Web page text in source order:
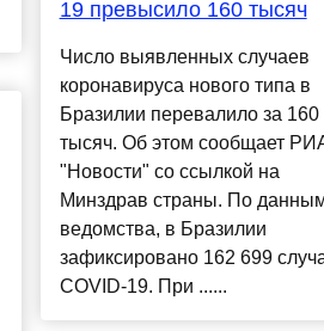
19 превысило 160 тысяч
Число выявленных случаев
коронавируса нового типа в
Бразилии перевалило за 160
тысяч. Об этом сообщает
"Новости" со ссылкой на
Минздрав страны. По
ведомства, в Бразилии
зафиксировано 162 699
COVID-19. При ......